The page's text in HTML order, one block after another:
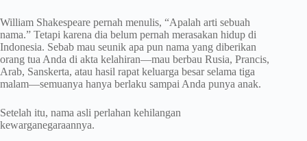
William Shakespeare pernah menulis, “Apalah arti sebuah
nama.” Tetapi karena dia belum pernah merasakan hidup di
Indonesia. Sebab mau seunik apa pun nama yang diberikan
orang tua Anda di akta kelahiran—mau berbau Rusia, Prancis,
Arab, Sanskerta, atau hasil rapat keluarga besar selama tiga
malam—semuanya hanya berlaku sampai Anda punya anak.
Setelah itu, nama asli perlahan kehilangan
kewarganegaraannya.